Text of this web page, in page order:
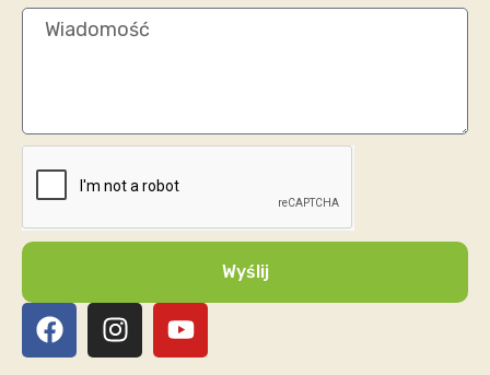
Wyślij